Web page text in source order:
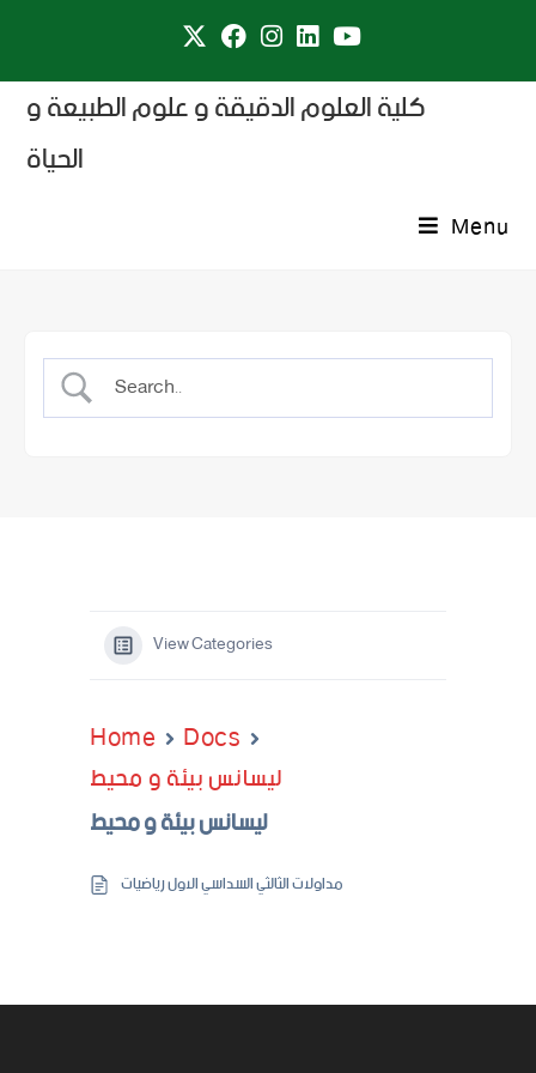
كلية العلوم الدقيقة و علوم الطبيعة و
الحياة
Menu
View Categories
Home Docs
ليسانس بيئة و محيط
ليسانس بيئة و محيط
مداولات الثالثي السداسي الاول رياضيات